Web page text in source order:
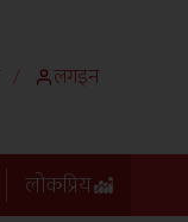
/ लगइन
लोकप्रिय